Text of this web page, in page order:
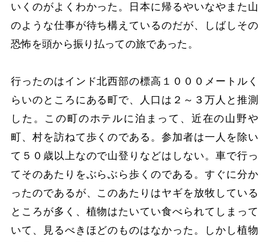
いくのがよくわかった。日本に帰るやいなやまた山
のような仕事が待ち構えているのだが、しばしその
恐怖を頭から振り払っての旅であった。
行ったのはインド北西部の標高１０００メートルく
らいのところにある町で、人口は２～３万人と推測
した。この町のホテルに泊まって、近在の山野や
町、村を訪ねて歩くのである。参加者は一人を除い
て５０歳以上なので山登りなどはしない。車で行っ
てそのあたりをぶらぶら歩くのである。すぐに分か
ったのであるが、このあたりはヤギを放牧している
ところが多く、植物はたいてい食べられてしまって
いて、見るべきほどのものはなかった。しかし植物